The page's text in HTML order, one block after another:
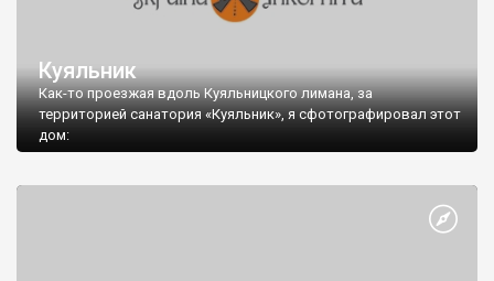
Куяльник
Как-то проезжая вдоль Куяльницкого лимана, за
территорией санатория «Куяльник», я сфотографировал этот
дом:
И вот спустя некоторое время я смог идентифицировать это